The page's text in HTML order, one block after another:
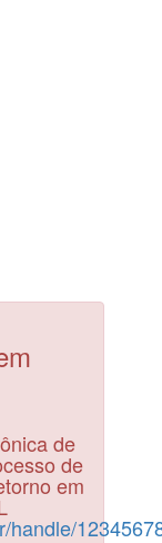
de
de
em
handle/